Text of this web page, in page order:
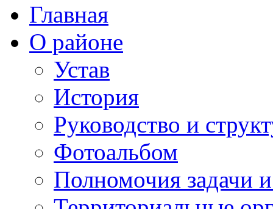
Главная
О районе
Устав
История
Руководство и
Фотоальбом
Полномочия задачи